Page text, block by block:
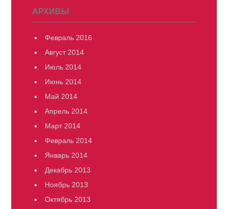
АРХИВЫ
Февраль 2016
Август 2014
Июль 2014
Июнь 2014
Май 2014
Апрель 2014
Март 2014
Февраль 2014
Январь 2014
Декабрь 2013
Ноябрь 2013
Октябрь 2013